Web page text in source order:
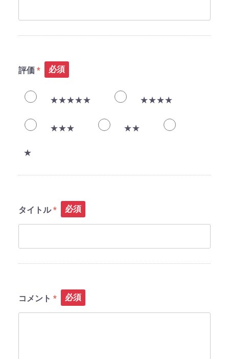
評価 必須
★★★★★ ★★★★
★★★ ★★
★
タイトル 必須
コメント 必須